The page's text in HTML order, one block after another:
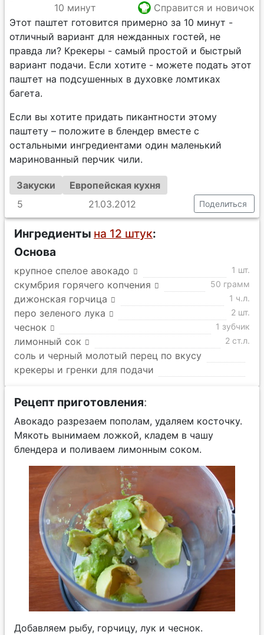
10 минут
Справится и новичок
Этот паштет готовится примерно за 10 минут -
отличный вариант для нежданных гостей, не
правда ли? Крекеры - самый простой и быстрый
вариант подачи. Если хотите - можете подать этот
паштет на подсушенных в духовке ломтиках
багета.
Если вы хотите придать пикантности этому
паштету – положите в блендер вместе с
остальными ингредиентами один маленький
маринованный перчик чили.
Закуски
Европейская кухня
5
21.03.2012 Поделиться
Ингредиенты на 12 штук:
Основа
крупное спелое авокадо 1 шт.
скумбрия горячего копчения 50 грамм
дижонская горчица 1 ч.л.
перо зеленого лука 2 шт.
чеснок 1 зубчик
лимонный сок 2 ст.л.
соль и черный молотый перец по вкусу
крекеры и гренки для подачи
Рецепт приготовления:
Авокадо разрезаем пополам, удаляем косточку.
Мякоть вынимаем ложкой, кладем в чашу
блендера и поливаем лимонным соком.
Добавляем рыбу, горчицу, лук и чеснок.